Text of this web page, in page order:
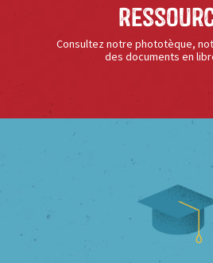
Consultez notre phototèque,
des documents en